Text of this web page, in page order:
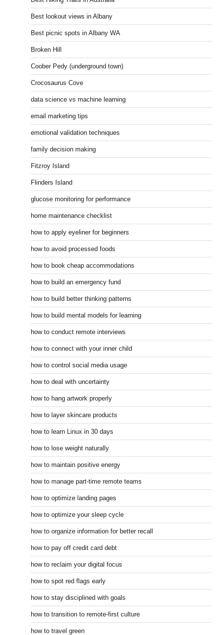
Best lookout views in Albany
Best picnic spots in Albany WA
Broken Hill
Coober Pedy (underground town)
Crocosaurus Cove
data science vs machine learning
email marketing tips
emotional validation techniques
family decision making
Fitzroy Island
Flinders Island
glucose monitoring for performance
home maintenance checklist
how to apply eyeliner for beginners
how to avoid processed foods
how to book cheap accommodations
how to build an emergency fund
how to build better thinking patterns
how to build mental models for learning
how to conduct remote interviews
how to connect with your inner child
how to control social media usage
how to deal with uncertainty
how to hang artwork properly
how to layer skincare products
how to learn Linux in 30 days
how to lose weight naturally
how to maintain positive energy
how to manage part-time remote teams
how to optimize landing pages
how to optimize your sleep cycle
how to organize information for better recall
how to pay off credit card debt
how to reclaim your digital focus
how to spot red flags early
how to stay disciplined with goals
how to transition to remote-first culture
how to travel green